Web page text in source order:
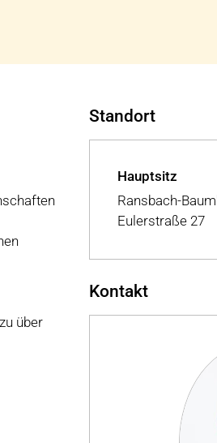
über
Standort
Hauptsitz
Ransbach-
Eulerstraße 27
Kontakt